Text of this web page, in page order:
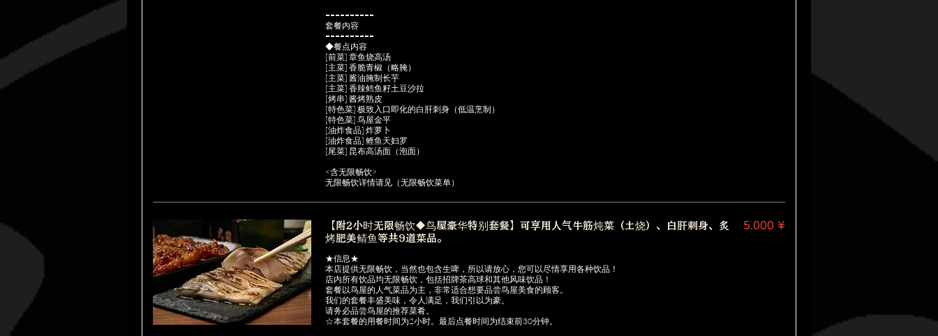
==========
套餐内容
==========
◆餐点内容
[前菜] 章鱼烧高汤
[主菜] 香脆青椒（略腌）
[主菜] 酱油腌制长芋
[主菜] 香辣鳕鱼籽土豆沙拉
[烤串] 酱烤熟皮
[特色菜] 极致入口即化的白肝刺身（低温烹制）
[特色菜] 鸟屋金平
[油炸食品] 炸萝卜
[油炸食品] 鲣鱼天妇罗
[尾菜] 昆布高汤面（泡面）
<含无限畅饮>
无限畅饮详情请见（无限畅饮菜单）
【附2小时无限畅饮◆鸟屋豪华特别套餐】可享用人气牛筋炖菜（土烧）、白肝刺身、炙
烤肥美鲭鱼等共9道菜品。
★信息★
本店提供无限畅饮，当然也包含生啤，所以请放心，您可以尽情享用各种饮品！
店内所有饮品均无限畅饮，包括招牌茶高球和其他风味饮品！
套餐以鸟屋的人气菜品为主，非常适合想要品尝鸟屋美食的顾客。
我们的套餐丰盛美味，令人满足，我们引以为豪。
请务必品尝鸟屋的推荐菜肴。
☆本套餐的用餐时间为2小时。最后点餐时间为结束前30分钟。
5.000 ¥